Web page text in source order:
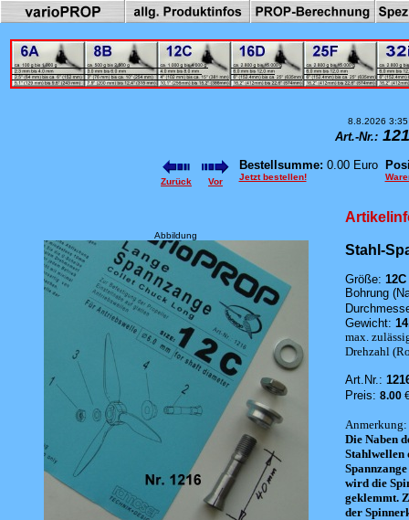
8.8.2026 3:35
Art.-Nr.:
Zurück Vor
Bestellsumme: 0.00 Euro
Jetzt bestellen!
Abbildung
Stahl-
Größe: 12C
Bohrung
Gewicht:
max.
Drehzahl
Art.Nr.:
Preis: 8.00
Anmerkung:
Die Naben
Stahlwellen
wird die
geklemmt.
der